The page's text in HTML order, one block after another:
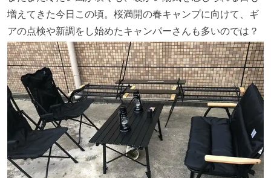
増えてきた今日この頃。桜満開の春キャンプに向けて、ギ
アの点検や新調をし始めたキャンパーさんも多いのでは？